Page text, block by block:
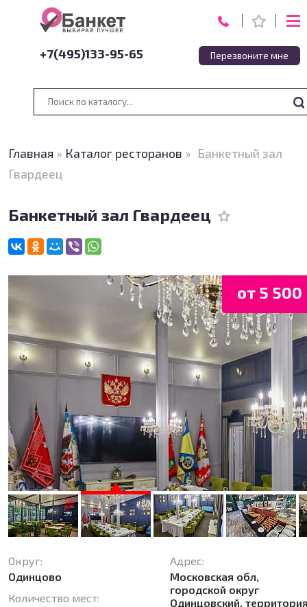
+7(495)133-95-65 Перезвоните мне
Главная » Каталог ресторанов » Банкетный зал
Гвардеец
Банкетный зал Гвардеец
от 5 500
Округ:
Одинцово
Количество мест:
Адрес:
Московская обл,
городской округ
Одинцовский,